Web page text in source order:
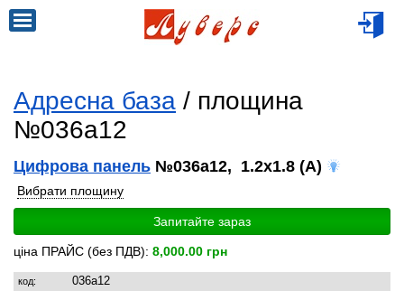
Адресна база / площина
№036a12
Цифрова панель №036a12, 1.2x1.8 (A)
Вибрати площину
Запитайте зараз
ціна ПРАЙС (без ПДВ): 8,000.00 грн
код:
036a12